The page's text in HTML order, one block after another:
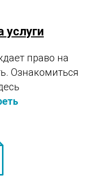
услуги
право на
Ознакомиться